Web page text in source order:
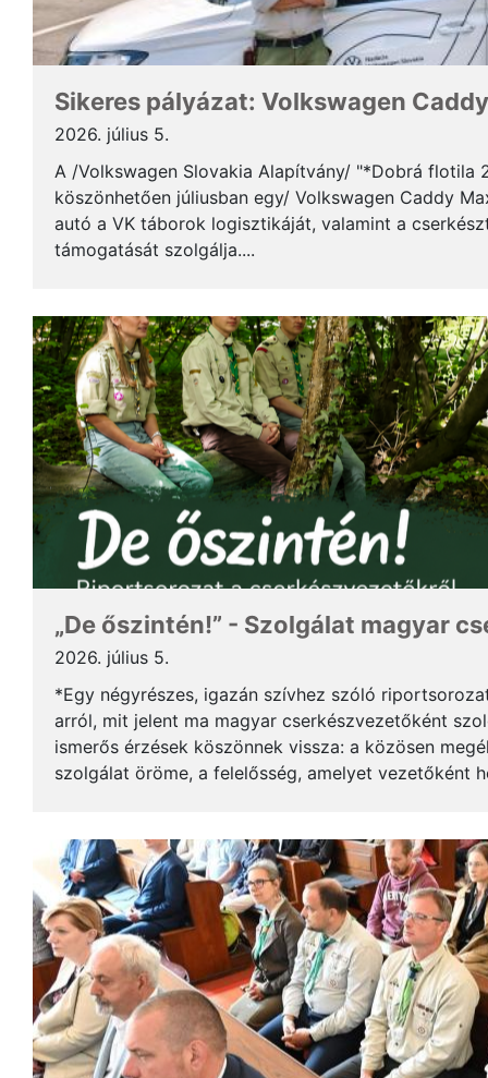
Sikeres pályázat: Volkswagen
2026. július 5.
A /Volkswagen Slovakia Alapítvány/ "*Dobrá flotila
köszönhetően júliusban egy/ Volkswagen Caddy
autó a VK táborok logisztikáját, valamint a
támogatását szolgálja....
„De őszintén!” - Szolgálat magyar
2026. július 5.
*Egy négyrészes, igazán szívhez szóló
arról, mit jelent ma magyar cserkészvezetőként
ismerős érzések köszönnek vissza: a közösen
szolgálat öröme, a felelősség, amelyet vezetőként